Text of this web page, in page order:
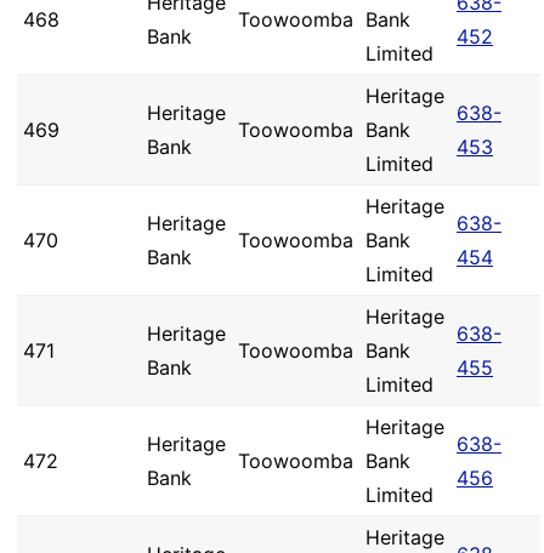
468
Bank
Toowoomba Bank
Limited
452
469
Heritage
Bank
Toowoomba
Heritage
Bank
Limited
638-
453
470
Heritage
Bank
Toowoomba
Heritage
Bank
Limited
638-
454
471
Heritage
Bank
Toowoomba
Heritage
Bank
Limited
638-
455
472
Heritage
Bank
Toowoomba
Heritage
Bank
Limited
638-
456
Heritage